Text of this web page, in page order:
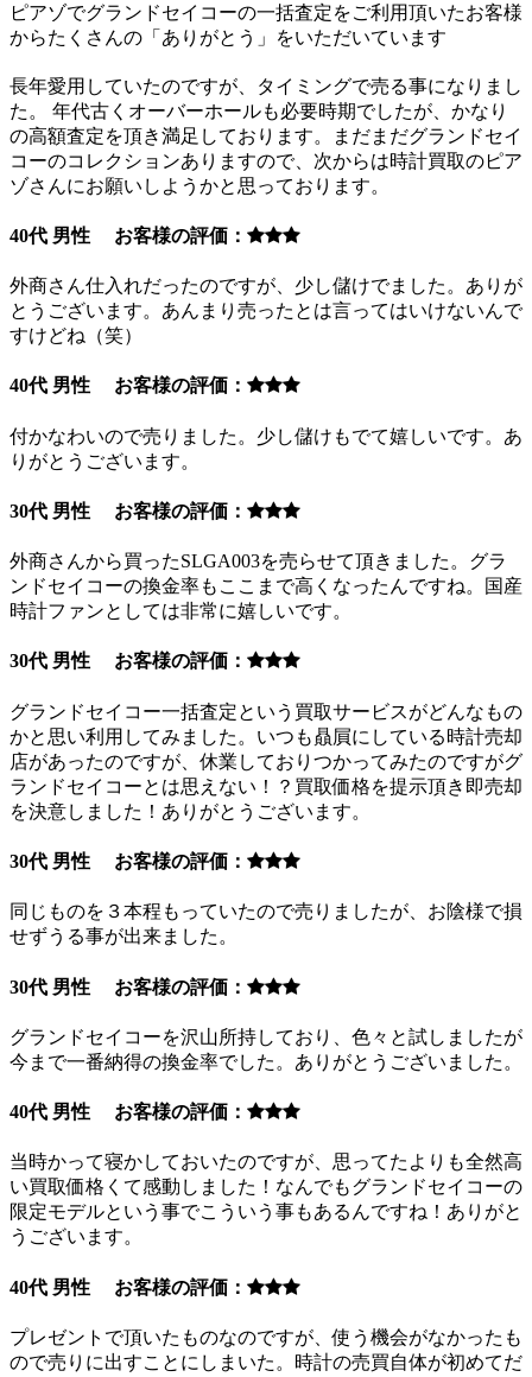
ピアゾでグランドセイコーの一括査定をご利用頂いたお客様
からたくさんの「ありがとう」をいただいています
長年愛用していたのですが、タイミングで売る事になりまし
た。 年代古くオーバーホールも必要時期でしたが、かなり
の高額査定を頂き満足しております。まだまだグランドセイ
コーのコレクションありますので、次からは時計買取のピア
ゾさんにお願いしようかと思っております。
40代 男性 お客様の評価：
外商さん仕入れだったのですが、少し儲けでました。ありが
とうございます。あんまり売ったとは言ってはいけないんで
すけどね（笑）
40代 男性 お客様の評価：
付かなわいので売りました。少し儲けもでて嬉しいです。あ
りがとうございます。
30代 男性 お客様の評価：
外商さんから買ったSLGA003を売らせて頂きました。グラ
ンドセイコーの換金率もここまで高くなったんですね。国産
時計ファンとしては非常に嬉しいです。
30代 男性 お客様の評価：
グランドセイコー一括査定という買取サービスがどんなもの
かと思い利用してみました。いつも贔屓にしている時計売却
店があったのですが、休業しておりつかってみたのですがグ
ランドセイコーとは思えない！？買取価格を提示頂き即売却
を決意しました！ありがとうございます。
30代 男性 お客様の評価：
同じものを３本程もっていたので売りましたが、お陰様で損
せずうる事が出来ました。
30代 男性 お客様の評価：
グランドセイコーを沢山所持しており、色々と試しましたが
今まで一番納得の換金率でした。ありがとうございました。
40代 男性 お客様の評価：
当時かって寝かしておいたのですが、思ってたよりも全然高
い買取価格くて感動しました！なんでもグランドセイコーの
限定モデルという事でこういう事もあるんですね！ありがと
うございます。
40代 男性 お客様の評価：
プレゼントで頂いたものなのですが、使う機会がなかったも
ので売りに出すことにしまいた。時計の売買自体が初めてだ